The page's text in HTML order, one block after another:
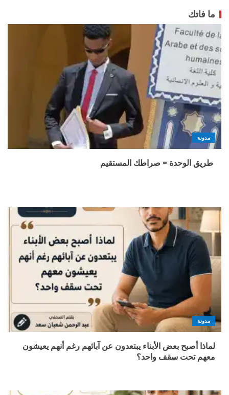
ما فاتك
مدونة
طريق الوحدة = صراطك المستقيم
مدونة
لماذا أصبح بعض الأبناء يبتعدون عن آبائهم رغم أنهم يعيشون
معهم تحت سقف واحد؟